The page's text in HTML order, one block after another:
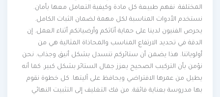
المختلفة. نفهم طبيعة كل مادة وكيفية التعامل معها بأمان.
نستخدم الأدوات المناسبة لكل مهمة لضمان الثبات الكامل.
يحرص الفنيون لدينا على حماية أثاثكم وأرضياتكم أثناء العمل. إن
الدقة في تحديد الارتفاع المناسب والمحاذاة المثالية هي من
أولوياتنا. هذا يضمن أن ستائركم تنسدل بشكل أنيق وجذاب. نحن
نؤمن بأن التركيب الصحيح يعزز جمال الستائر بشكل كبير. كما أنه
يطيل من عمرها الافتراضي ويحافظ على آليتها. كل خطوة نقوم
بها مدروسة بعناية فائقة. من فك التغليف إلى التثبيت النهائي